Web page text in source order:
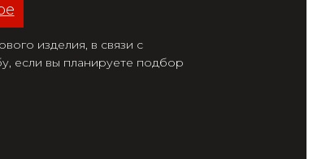
изделия, в связи с
если вы планируете подбор